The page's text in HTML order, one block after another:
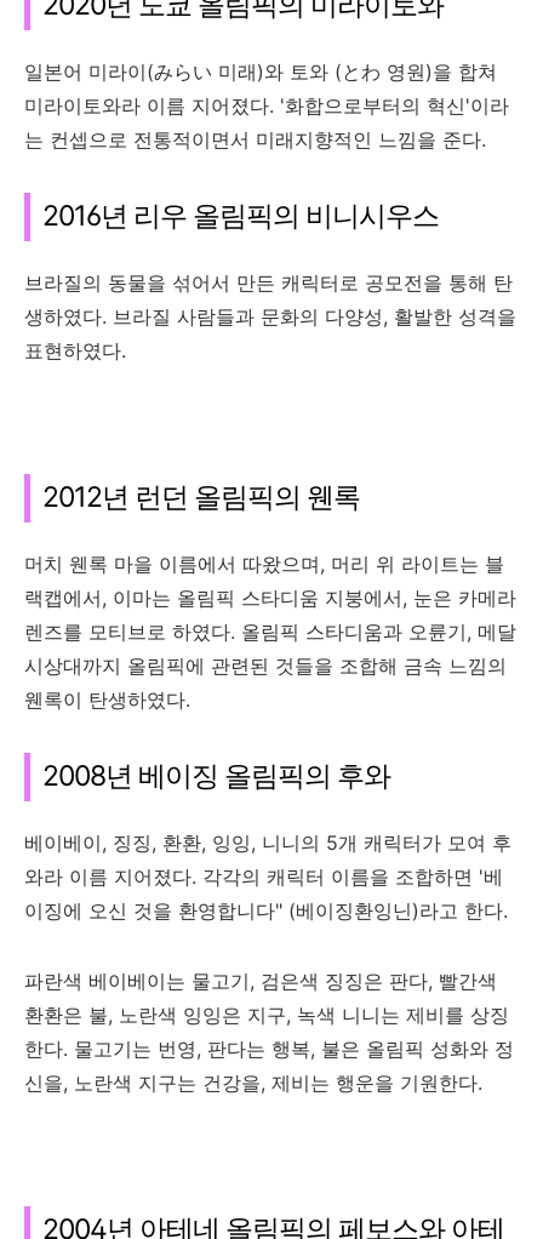
일본어 미라이(みらい 미래)와 토와 (とわ 영원)을 합쳐
미라이토와라 이름 지어졌다. '화합으로부터의 혁신'이라
는 컨셉으로 전통적이면서 미래지향적인 느낌을 준다.
2016년 리우 올림픽의 비니시우스
브라질의 동물을 섞어서 만든 캐릭터로 공모전을 통해 탄
생하였다. 브라질 사람들과 문화의 다양성, 활발한 성격을
표현하였다.
2012년 런던 올림픽의 웬록
머치 웬록 마을 이름에서 따왔으며, 머리 위 라이트는 블
랙캡에서, 이마는 올림픽 스타디움 지붕에서, 눈은 카메라
렌즈를 모티브로 하였다. 올림픽 스타디움과 오륜기, 메달
시상대까지 올림픽에 관련된 것들을 조합해 금속 느낌의
웬록이 탄생하였다.
2008년 베이징 올림픽의 후와
베이베이, 징징, 환환, 잉잉, 니니의 5개 캐릭터가 모여 후
와라 이름 지어졌다. 각각의 캐릭터 이름을 조합하면 '베
이징에 오신 것을 환영합니다" (베이징환잉닌)라고 한다.
파란색 베이베이는 물고기, 검은색 징징은 판다, 빨간색
환환은 불, 노란색 잉잉은 지구, 녹색 니니는 제비를 상징
한다. 물고기는 번영, 판다는 행복, 불은 올림픽 성화와 정
신을, 노란색 지구는 건강을, 제비는 행운을 기원한다.
2004년 아테네 올림픽의 페보스와 아테